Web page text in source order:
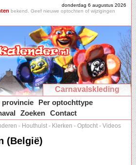
donderdag 6 augustus 2026
bekend. Geef nieuwe optochten of wijzigingen
Carnavalskleding
provincie
Per optochttype
Zoeken Contact
- Houthulst - Klerken - Optocht - Videos
(België)